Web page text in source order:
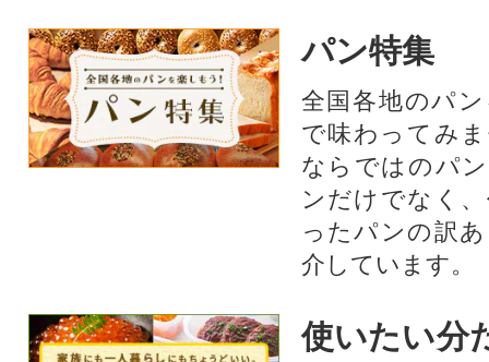
パン特集
全国各地のパ
で味わってみ
ならではのパ
ンだけでなく
ったパンの訳
介しています。
使いたい分